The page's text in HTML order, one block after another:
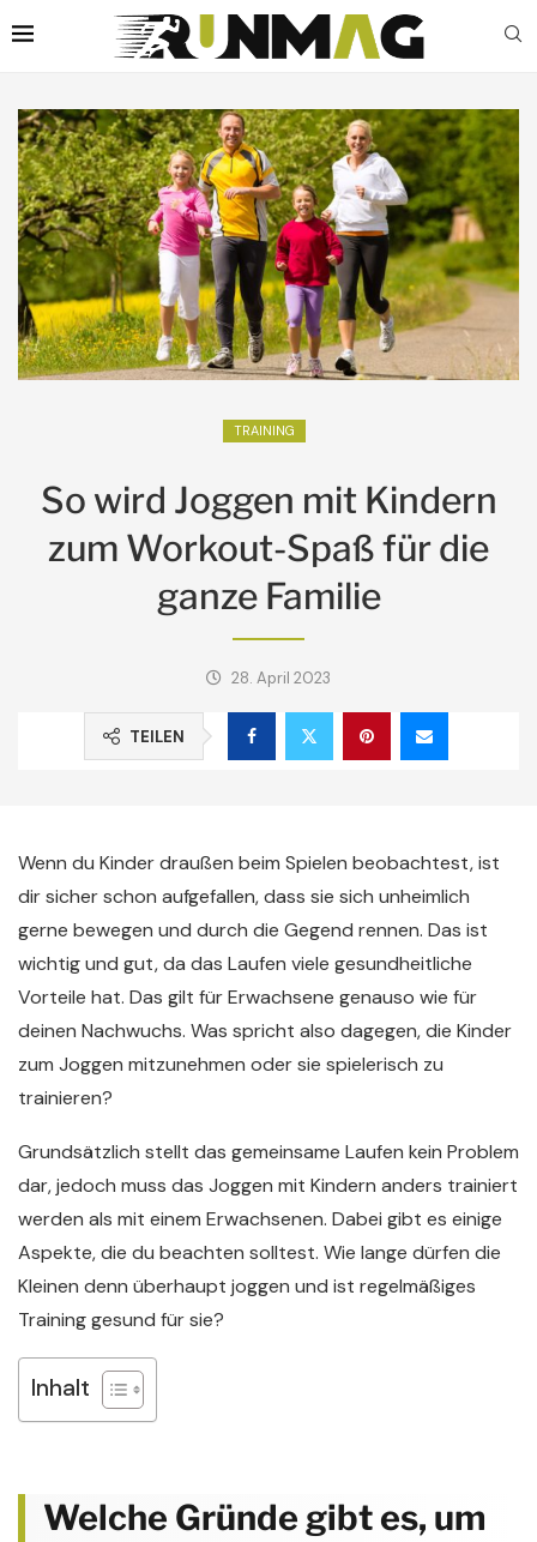
TRAINING
So wird Joggen mit Kindern
zum Workout-Spaß für die
ganze Familie
28. April 2023
TEILEN
Wenn du Kinder draußen beim Spielen beobachtest, ist
dir sicher schon aufgefallen, dass sie sich unheimlich
gerne bewegen und durch die Gegend rennen. Das ist
wichtig und gut, da das Laufen viele gesundheitliche
Vorteile hat. Das gilt für Erwachsene genauso wie für
deinen Nachwuchs. Was spricht also dagegen, die Kinder
zum Joggen mitzunehmen oder sie spielerisch zu
trainieren?
Grundsätzlich stellt das gemeinsame Laufen kein Problem
dar, jedoch muss das Joggen mit Kindern anders trainiert
werden als mit einem Erwachsenen. Dabei gibt es einige
Aspekte, die du beachten solltest. Wie lange dürfen die
Kleinen denn überhaupt joggen und ist regelmäßiges
Training gesund für sie?
Inhalt
Welche Gründe gibt es, um